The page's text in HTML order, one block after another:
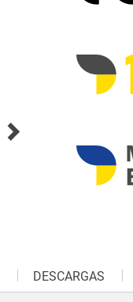
DESCARGAS